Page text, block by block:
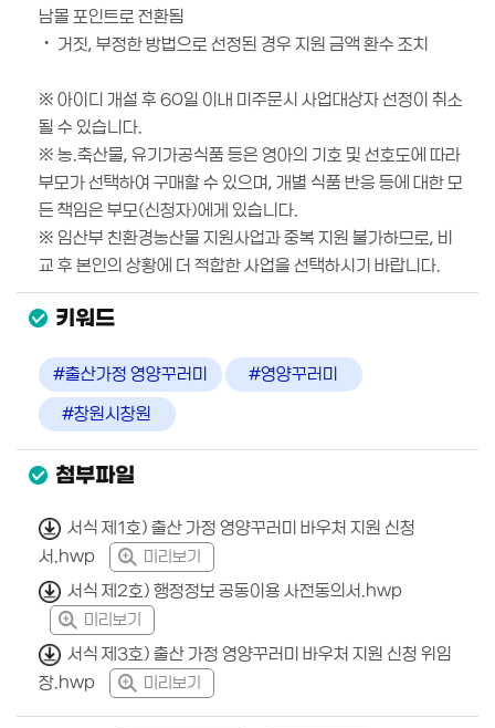
남몰 포인트로 전환됨
‧ 거짓, 부정한 방법으로 선정된 경우 지원 금액 환수 조치
※ 아이디 개설 후 60일 이내 미주문시 사업대상자 선정이 취소
될 수 있습니다.
※ 농.축산물, 유기가공식품 등은 영아의 기호 및 선호도에 따라
부모가 선택하여 구매할 수 있으며, 개별 식품 반응 등에 대한 모
든 책임은 부모(신청자)에게 있습니다.
※ 임산부 친환경농산물 지원사업과 중복 지원 불가하므로, 비
교 후 본인의 상황에 더 적합한 사업을 선택하시기 바랍니다.
키워드
#출산가정 영양꾸러미 #영양꾸러미
#창원시창원
첨부파일
서식 제1호) 출산 가정 영양꾸러미 바우처 지원 신청
서.hwp
미리보기
서식 제2호) 행정정보 공동이용 사전동의서.hwp
미리보기
서식 제3호) 출산 가정 영양꾸러미 바우처 지원 신청 위임
장.hwp
미리보기